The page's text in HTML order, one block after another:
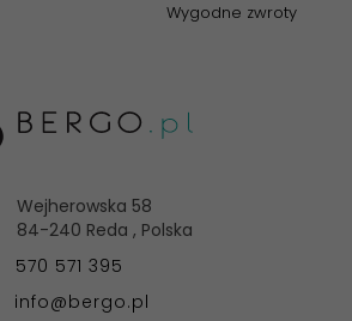
Wygodne zwroty
Wejherowska 58
84-240 Reda , Polska
570 571 395
info@bergo.pl